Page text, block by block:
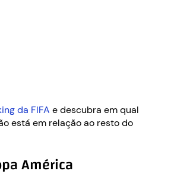
da FIFA e descubra em qual
está em relação ao resto do
América